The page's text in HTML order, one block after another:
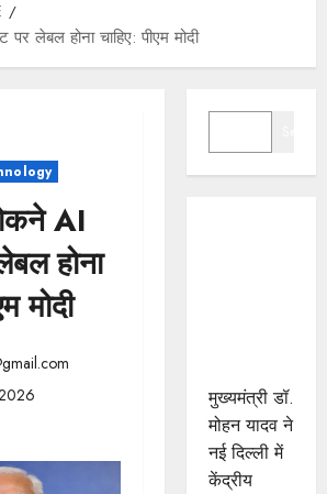
लेबल होना चाहिए: पीएम मोदी
AI
होना
मोदी
मुख्यमंत्री डॉ.
मोहन यादव ने
नई दिल्ली में
केंद्रीय